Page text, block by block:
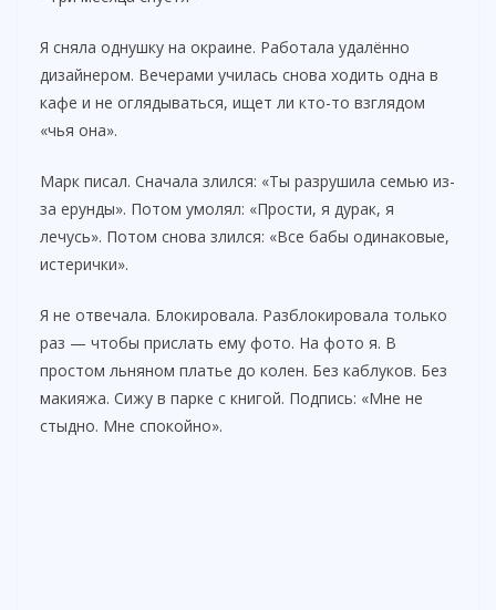
Я сняла однушку на окраине. Работала удалённо
дизайнером. Вечерами училась снова ходить одна в
кафе и не оглядываться, ищет ли кто-то взглядом
«чья она».
Марк писал. Сначала злился: «Ты разрушила семью из-
за ерунды». Потом умолял: «Прости, я дурак, я
лечусь». Потом снова злился: «Все бабы одинаковые,
истерички».
Я не отвечала. Блокировала. Разблокировала только
раз — чтобы прислать ему фото. На фото я. В
простом льняном платье до колен. Без каблуков. Без
макияжа. Сижу в парке с книгой. Подпись: «Мне не
стыдно. Мне спокойно».